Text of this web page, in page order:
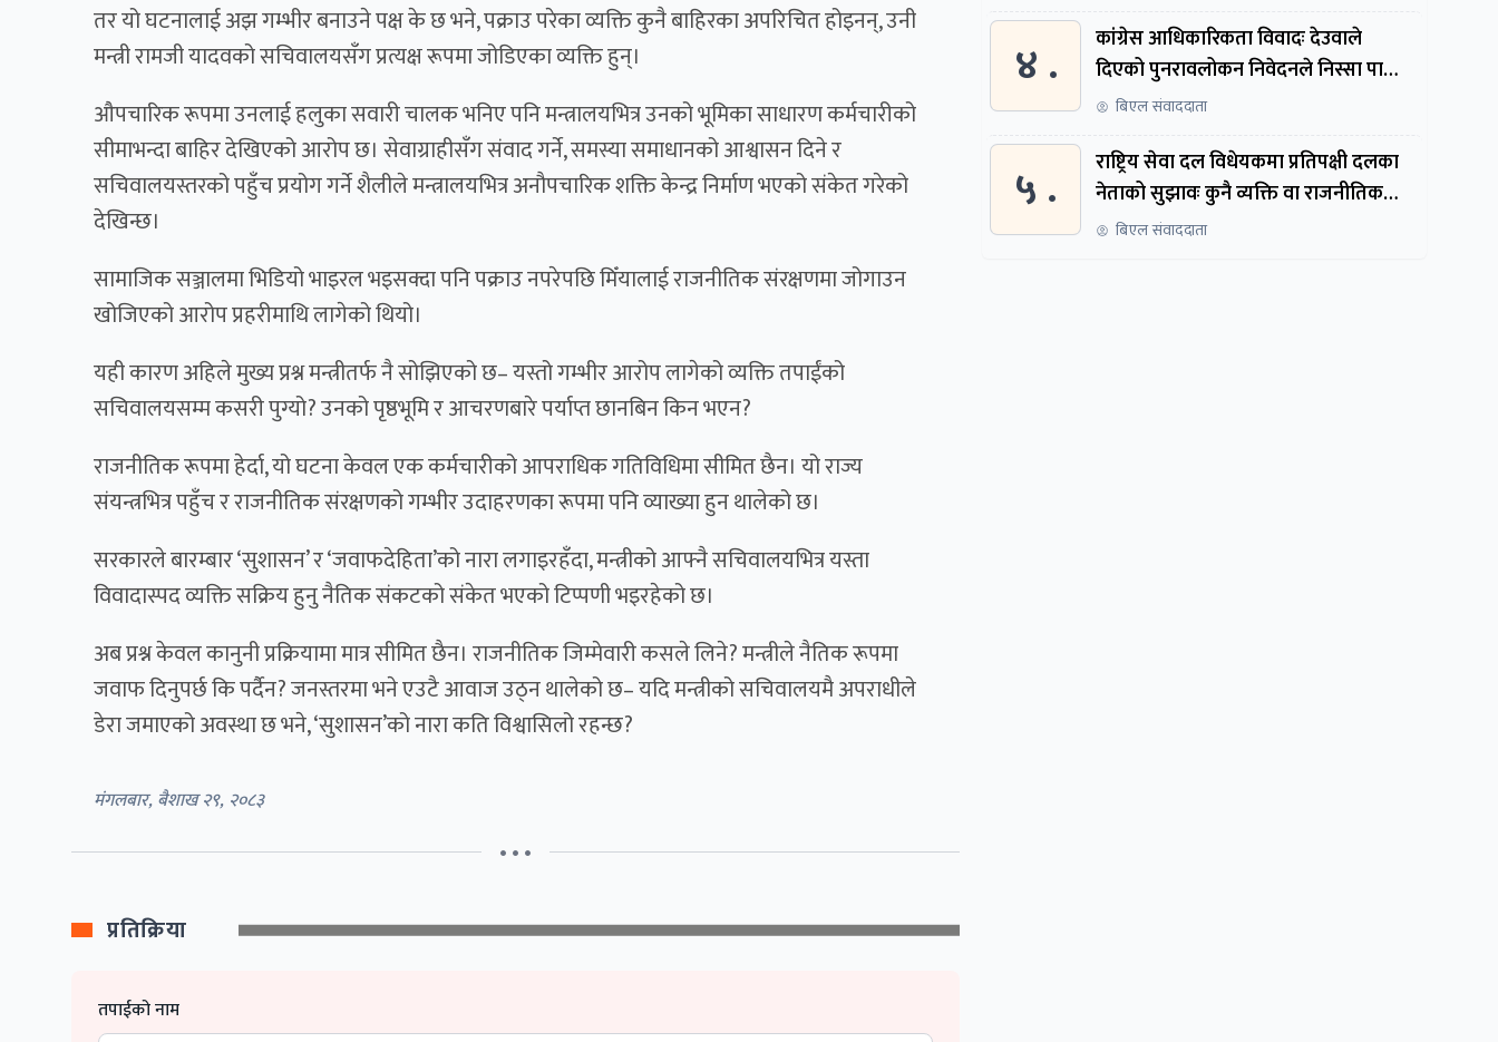
तर यो घटनालाई अझ गम्भीर बनाउने पक्ष के छ भने, पक्राउ परेका व्यक्ति कुनै बाहिरका अपरिचित होइनन्, उनी
मन्त्री रामजी यादवको सचिवालयसँग प्रत्यक्ष रूपमा जोडिएका व्यक्ति हुन्।
औपचारिक रूपमा उनलाई हलुका सवारी चालक भनिए पनि मन्त्रालयभित्र उनको भूमिका साधारण कर्मचारीको
सीमाभन्दा बाहिर देखिएको आरोप छ। सेवाग्राहीसँग संवाद गर्ने, समस्या समाधानको आश्वासन दिने र
सचिवालयस्तरको पहुँच प्रयोग गर्ने शैलीले मन्त्रालयभित्र अनौपचारिक शक्ति केन्द्र निर्माण भएको संकेत गरेको
देखिन्छ।
सामाजिक सञ्जालमा भिडियो भाइरल भइसक्दा पनि पक्राउ नपरेपछि मिँयालाई राजनीतिक संरक्षणमा जोगाउन
खोजिएको आरोप प्रहरीमाथि लागेको थियो।
यही कारण अहिले मुख्य प्रश्न मन्त्रीतर्फ नै सोझिएको छ– यस्तो गम्भीर आरोप लागेको व्यक्ति तपाईंको
सचिवालयसम्म कसरी पुग्यो? उनको पृष्ठभूमि र आचरणबारे पर्याप्त छानबिन किन भएन?
राजनीतिक रूपमा हेर्दा, यो घटना केवल एक कर्मचारीको आपराधिक गतिविधिमा सीमित छैन। यो राज्य
संयन्त्रभित्र पहुँच र राजनीतिक संरक्षणको गम्भीर उदाहरणका रूपमा पनि व्याख्या हुन थालेको छ।
सरकारले बारम्बार ‘सुशासन’ र ‘जवाफदेहिता’को नारा लगाइरहँदा, मन्त्रीको आफ्नै सचिवालयभित्र यस्ता
विवादास्पद व्यक्ति सक्रिय हुनु नैतिक संकटको संकेत भएको टिप्पणी भइरहेको छ।
अब प्रश्न केवल कानुनी प्रक्रियामा मात्र सीमित छैन। राजनीतिक जिम्मेवारी कसले लिने? मन्त्रीले नैतिक रूपमा
जवाफ दिनुपर्छ कि पर्दैन? जनस्तरमा भने एउटै आवाज उठ्न थालेको छ– यदि मन्त्रीको सचिवालयमै अपराधीले
डेरा जमाएको अवस्था छ भने, ‘सुशासन’को नारा कति विश्वासिलो रहन्छ?
मंगलबार, बैशाख २९, २०८३
• • •
प्रतिक्रिया
तपाईको नाम
४ .
कांग्रेस आधिकारिकता विवादः देउवाले
दिएको पुनरावलोकन निवेदनले निस्सा पायो,
फेरि सुरुदेखि सुनुवाइ हुने
बिएल संवाददाता
५ .
राष्ट्रिय सेवा दल विधेयकमा प्रतिपक्षी दलका
नेताको सुझावः कुनै व्यक्ति वा राजनीतिक
नेतृत्वबाट निर्देशित हुने संस्था नबनोस्
बिएल संवाददाता